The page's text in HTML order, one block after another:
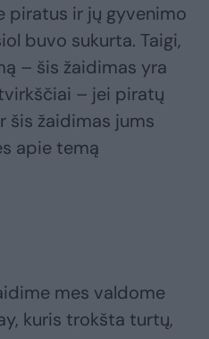
piratus ir jų gyvenimo
buvo sukurta. Taigi,
– šis žaidimas yra
– jei piratų
šis žaidimas jums
apie temą
mes valdome
kuris trokšta turtų,